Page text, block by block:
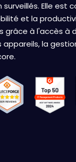
surveillés. Elle est
et la
grâce à l'accès à
appareils, la